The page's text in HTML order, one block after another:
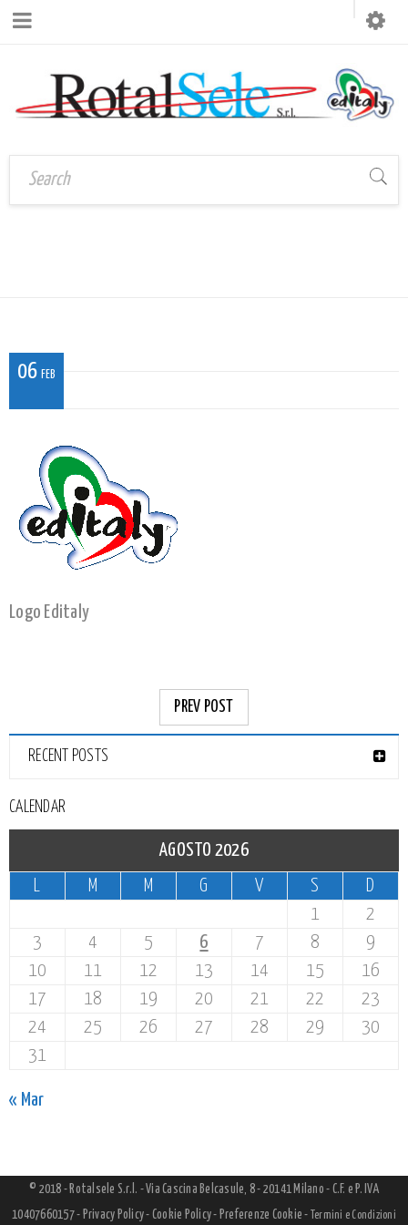
06 FEB
Logo Editaly
PREV POST
RECENT POSTS
CALENDAR
AGOSTO 2026
L
M M G V S
D
1
2
3
4 5 6 7 8
9
10
11 12 13 14 15
16
17
18 19 20 21 22
23
24
25 26 27 28 29
30
31
« Mar
© 2018 - Rotalsele S.r.l. - Via Cascina Belcasule, 8 - 20141 Milano - C.F. e P. IVA
10407660157 - Privacy Policy- Cookie Policy- Preferenze Cookie - Termini e Condizioni